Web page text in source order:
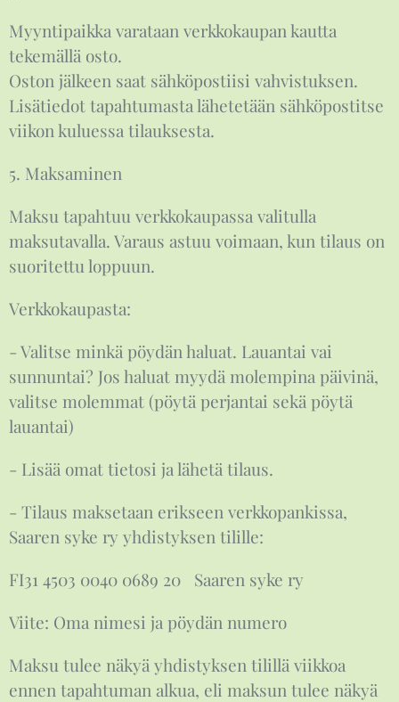
Myyntipaikka varataan verkkokaupan kautta
tekemällä osto.
Oston jälkeen saat sähköpostiisi vahvistuksen.
Lisätiedot tapahtumasta lähetetään sähköpostitse
viikon kuluessa tilauksesta.
5. Maksaminen
Maksu tapahtuu verkkokaupassa valitulla
maksutavalla. Varaus astuu voimaan, kun tilaus on
suoritettu loppuun.
Verkkokaupasta:
- Valitse minkä pöydän haluat. Lauantai vai
sunnuntai? Jos haluat myydä molempina päivinä,
valitse molemmat (pöytä perjantai sekä pöytä
lauantai)
- Lisää omat tietosi ja lähetä tilaus.
- Tilaus maksetaan erikseen verkkopankissa,
Saaren syke ry yhdistyksen tilille:
FI31 4503 0040 0689 20 Saaren syke ry
Viite: Oma nimesi ja pöydän numero
Maksu tulee näkyä yhdistyksen tilillä viikkoa
ennen tapahtuman alkua, eli maksun tulee näkyä